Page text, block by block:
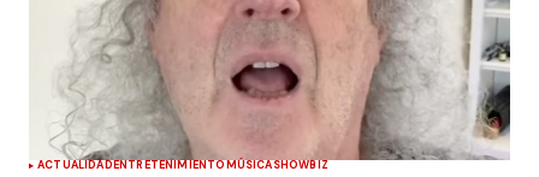
ACTUALIDADENTRETENIMIENTOMÚSICASHOWBIZ